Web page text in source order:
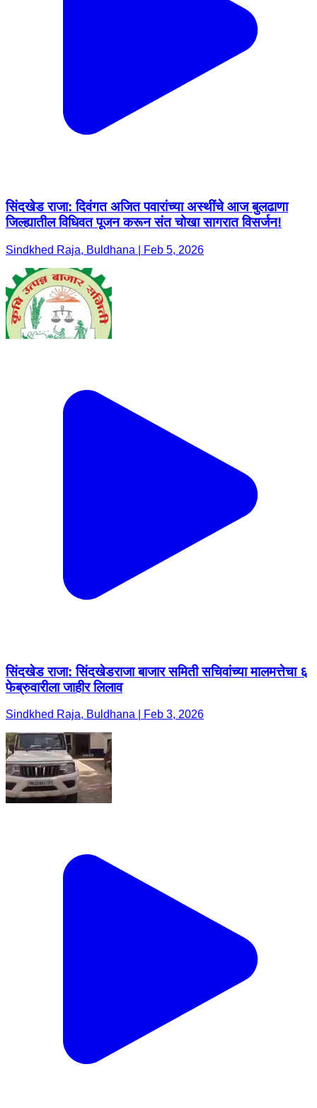
सिंदखेड राजा: दिवंगत अजित पवारांच्या अस्थींचे आज बुलढाणा
जिल्ह्यातील विधिवत पूजन करून संत चोखा सागरात विसर्जन!
Sindkhed Raja, Buldhana | Feb 5, 2026
सिंदखेड राजा: सिंदखेडराजा बाजार समिती सचिवांच्या मालमत्तेचा ६
फेब्रुवारीला जाहीर लिलाव
Sindkhed Raja, Buldhana | Feb 3, 2026